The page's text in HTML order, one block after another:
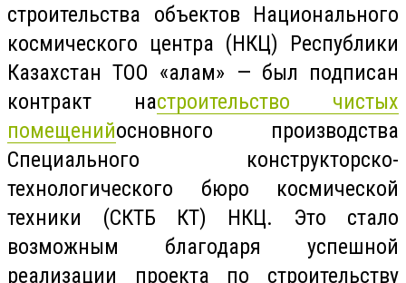
строительства объектов Национального
космического центра (НКЦ) Республики
Казахстан ТОО «Ғалам» — был подписан
контракт настроительство чистых
помещенийосновного производства
Специального конструкторско-
технологического бюро космической
техники (СКТБ КТ) НКЦ. Это стало
возможным благодаря успешной
реализации проекта по строительству